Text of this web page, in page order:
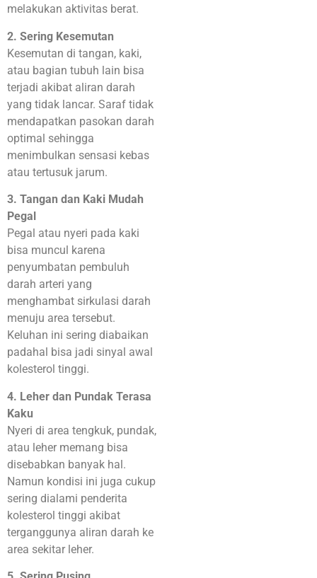
melakukan aktivitas berat.
2. Sering Kesemutan
Kesemutan di tangan, kaki,
atau bagian tubuh lain bisa
terjadi akibat aliran darah
yang tidak lancar. Saraf tidak
mendapatkan pasokan darah
optimal sehingga
menimbulkan sensasi kebas
atau tertusuk jarum.
3. Tangan dan Kaki Mudah
Pegal
Pegal atau nyeri pada kaki
bisa muncul karena
penyumbatan pembuluh
darah arteri yang
menghambat sirkulasi darah
menuju area tersebut.
Keluhan ini sering diabaikan
padahal bisa jadi sinyal awal
kolesterol tinggi.
4. Leher dan Pundak Terasa
Kaku
Nyeri di area tengkuk, pundak,
atau leher memang bisa
disebabkan banyak hal.
Namun kondisi ini juga cukup
sering dialami penderita
kolesterol tinggi akibat
terganggunya aliran darah ke
area sekitar leher.